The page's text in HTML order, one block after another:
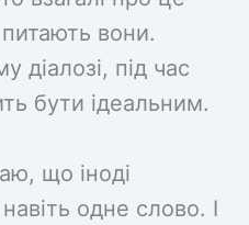
вони.
діалозі, під час
бути ідеальним.
що іноді
одне слово. І